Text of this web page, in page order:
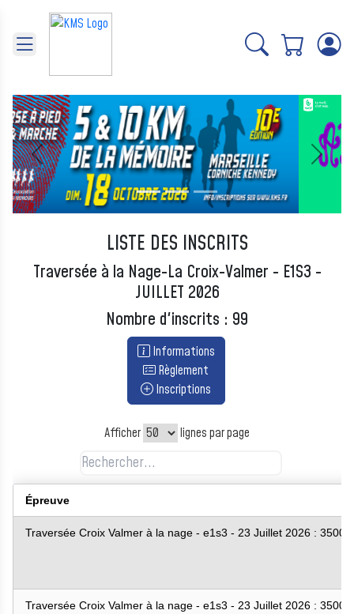
Précédent Suivant
LISTE DES INSCRITS
Traversée à la Nage-La Croix-Valmer - E1S3 -
JUILLET 2026
Nombre d'inscrits : 99
Informations
Règlement
Inscriptions
Afficher lignes par page
Épreuve
Traversée Croix Valmer à la nage - e1s3 - 23 Juillet 2026 : 3500m
Traversée Croix Valmer à la nage - e1s3 - 23 Juillet 2026 : 3500m
Panneau de gestion des cookies